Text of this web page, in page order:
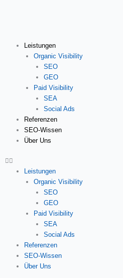
Leistungen
Organic Visibility
SEO
GEO
Paid Visibility
SEA
Social Ads
Referenzen
SEO-Wissen
Über Uns
Leistungen
Organic Visibility
SEO
GEO
Paid Visibility
SEA
Social Ads
Referenzen
SEO-Wissen
Über Uns